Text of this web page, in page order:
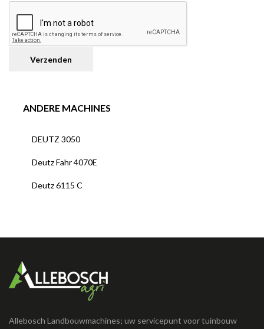
ANDERE MACHINES
DEUTZ 3050
Deutz Fahr 4070E
Deutz 6115 C
Allebosch Landbouwmachines; uw servicepunt voor tuinbouw